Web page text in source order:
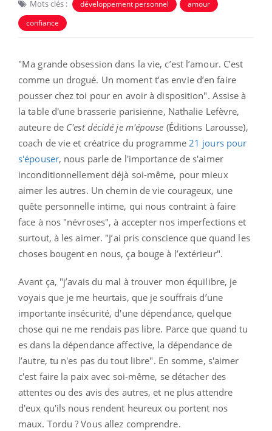
Mots clés : développement personnel
amour
confiance
"Ma grande obsession dans la vie, c’est l’amour. C’est
comme un drogué. Un moment t’as envie d’en faire
pousser chez toi pour en avoir à disposition". Assise à
la table d'une brasserie parisienne, Nathalie Lefèvre,
auteure de C'est décidé je m'épouse (Éditions Larousse),
coach de vie et créatrice du programme 21 jours pour
s'épouser, nous parle de l'importance de s'aimer
inconditionnellement déjà soi-même, pour mieux
aimer les autres. Un chemin de vie courageux, une
quête personnelle intime, qui nous contraint à faire
face à nos "névroses", à accepter nos imperfections et
surtout, à les aimer. "J’ai pris conscience que quand les
choses bougent en nous, ça bouge à l’extérieur".
Avant ça, "j’avais du mal à trouver mon équilibre, je
voyais que je me heurtais, que je souffrais d’une
importante insécurité, d'une dépendance, quelque
chose qui ne me rendais pas libre. Parce que quand tu
es dans la dépendance affective, la dépendance de
l’autre, tu n'es pas du tout libre". En somme, s'aimer
c'est faire la paix avec soi-même, se détacher des
attentes ou des avis des autres, et ne plus attendre
d'eux qu'ils nous rendent heureux ou portent nos
maux. Tordu ? Vous allez comprendre.